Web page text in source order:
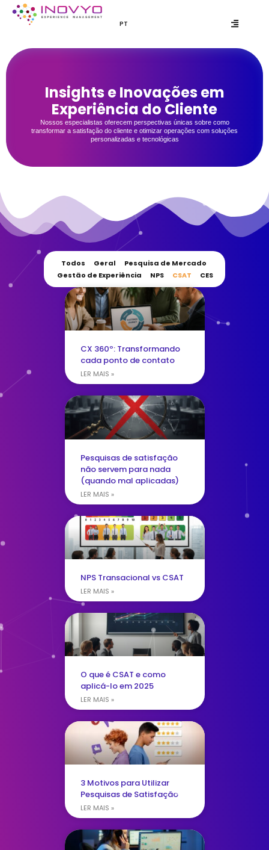
PT
EN
Insights e Inovações em
Experiência do Cliente
Nossos especialistas oferecem perspectivas únicas sobre como
transformar a satisfação do cliente e otimizar operações com soluções
personalizadas e tecnológicas
Todos Geral
Pesquisa de Mercado
Gestão de Experiência
NPS CSAT CES
CX 360º: Transformando
cada ponto de contato
LER MAIS »
Pesquisas de satisfação
não servem para nada
(quando mal aplicadas)
LER MAIS »
NPS Transacional vs CSAT
LER MAIS »
O que é CSAT e como
aplicá-lo em 2025
LER MAIS »
3 Motivos para Utilizar
Pesquisas de Satisfação
LER MAIS »